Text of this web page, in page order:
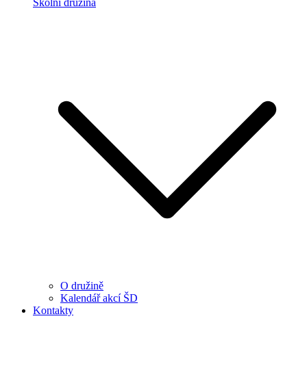
Školní družina
O družině
Kalendář akcí ŠD
Kontakty